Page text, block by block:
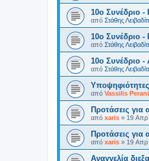
10ο Συνέδριο -
από Στάθης
10ο Συνέδριο -
από Στάθης
10ο Συνέδριο -
από Στάθης
από Vassilis
Προτάσεις για
από xaris » 19 Απρ
Προτάσεις για
από xaris » 19 Απρ
Αναγγελία